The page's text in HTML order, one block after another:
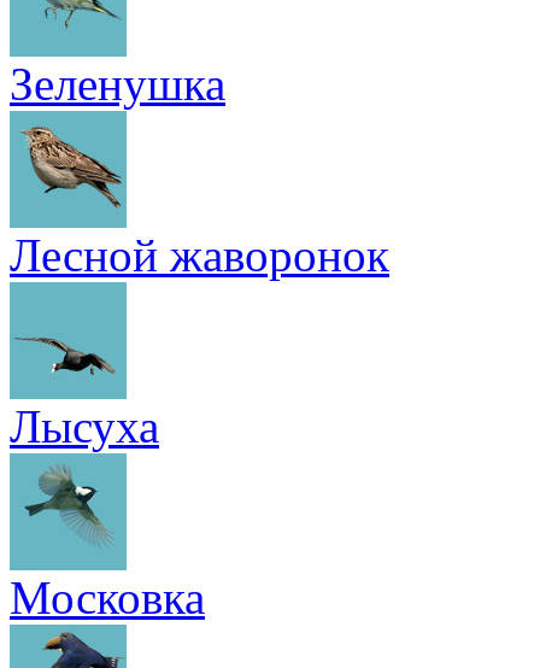
Зеленушка
Лесной жаворонок
Лысуха
Московка